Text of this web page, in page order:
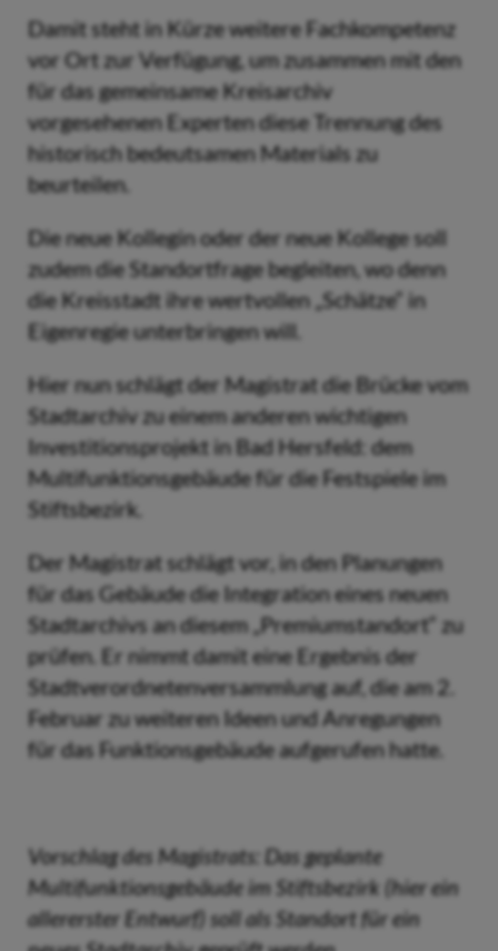
Damit steht in Kürze weitere Fachkompetenz
vor Ort zur Verfügung, um zusammen mit den
für das gemeinsame Kreisarchiv
vorgesehenen Experten diese Trennung des
historisch bedeutsamen Materials zu
beurteilen.
Die neue Kollegin oder der neue Kollege soll
zudem die Standortfrage begleiten, wo denn
die Kreisstadt ihre wertvollen „Schätze“ in
Eigenregie unterbringen will.
Hier nun schlägt der Magistrat die Brücke vom
Stadtarchiv zu einem anderen wichtigen
Investitionsprojekt in Bad Hersfeld: dem
Multifunktionsgebäude für die Festspiele im
Stiftsbezirk.
Der Magistrat schlägt vor, in den Planungen
für das Gebäude die Integration eines neuen
Stadtarchivs an diesem „Premiumstandort“ zu
prüfen. Er nimmt damit eine Ergebnis der
Stadtverordnetenversammlung auf, die am 2.
Februar zu weiteren Ideen und Anregungen
für das Funktionsgebäude aufgerufen hatte.
Vorschlag des Magistrats: Das geplante
Multifunktionsgebäude im Stiftsbezirk (hier ein
allererster Entwurf) soll als Standort für ein